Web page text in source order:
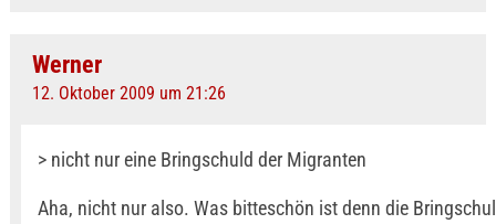
Werner
12. Oktober 2009 um 21:26
> nicht nur eine Bringschuld der Migranten
Aha, nicht nur also. Was bitteschön ist denn die